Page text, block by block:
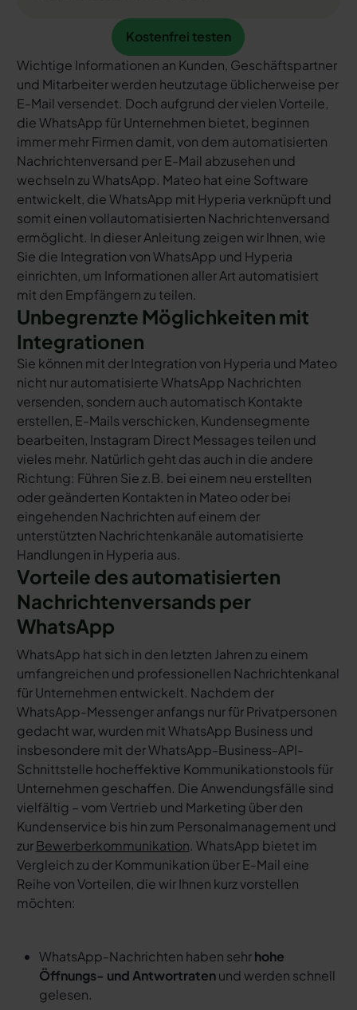
Kostenfrei testen
Kostenfrei testen
Wichtige Informationen an Kunden, Geschäftspartner
und Mitarbeiter werden heutzutage üblicherweise per
E-Mail versendet. Doch aufgrund der vielen Vorteile,
die WhatsApp für Unternehmen bietet, beginnen
immer mehr Firmen damit, von dem automatisierten
Nachrichtenversand per E-Mail abzusehen und
wechseln zu WhatsApp. Mateo hat eine Software
entwickelt, die WhatsApp mit Hyperia verknüpft und
somit einen vollautomatisierten Nachrichtenversand
ermöglicht. In dieser Anleitung zeigen wir Ihnen, wie
Sie die Integration von WhatsApp und Hyperia
einrichten, um Informationen aller Art automatisiert
mit den Empfängern zu teilen.
Unbegrenzte Möglichkeiten mit
Integrationen
Sie können mit der Integration von Hyperia und Mateo
nicht nur automatisierte WhatsApp Nachrichten
versenden, sondern auch automatisch Kontakte
erstellen, E-Mails verschicken, Kundensegmente
bearbeiten, Instagram Direct Messages teilen und
vieles mehr. Natürlich geht das auch in die andere
Richtung: Führen Sie z.B. bei einem neu erstellten
oder geänderten Kontakten in Mateo oder bei
eingehenden Nachrichten auf einem der
unterstützten Nachrichtenkanäle automatisierte
Handlungen in Hyperia aus.
Vorteile des automatisierten
Nachrichtenversands per
WhatsApp
WhatsApp hat sich in den letzten Jahren zu einem
umfangreichen und professionellen Nachrichtenkanal
für Unternehmen entwickelt. Nachdem der
WhatsApp-Messenger anfangs nur für Privatpersonen
gedacht war, wurden mit WhatsApp Business und
insbesondere mit der WhatsApp-Business-API-
Schnittstelle hocheffektive Kommunikationstools für
Unternehmen geschaffen. Die Anwendungsfälle sind
vielfältig – vom Vertrieb und Marketing über den
Kundenservice bis hin zum Personalmanagement und
zurBewerberkommunikation. WhatsApp bietet im
Vergleich zu der Kommunikation über E-Mail eine
Reihe von Vorteilen, die wir Ihnen kurz vorstellen
möchten:
WhatsApp-Nachrichten haben sehrhohe
Öffnungs- und Antwortratenund werden schnell
gelesen.